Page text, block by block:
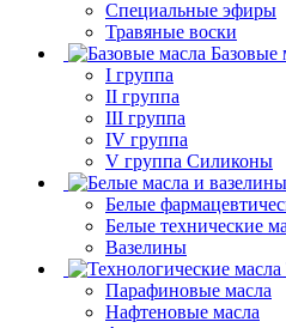
Специальные эфиры
Травяные воски
Базовые
I группа
II группа
III группа
IV группа
V группа Силиконы
Белые
Белые технические
Вазелины
Парафиновые масла
Нафтеновые масла